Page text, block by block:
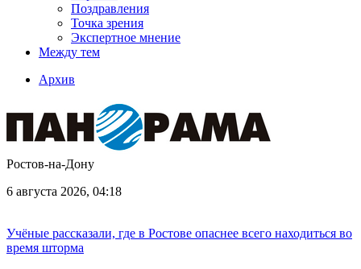
Поздравления
Точка зрения
Экспертное мнение
Между тем
Архив
Ростов-на-Дону
6 августа 2026, 04:18
Учёные рассказали, где в Ростове опаснее всего находиться во
время шторма